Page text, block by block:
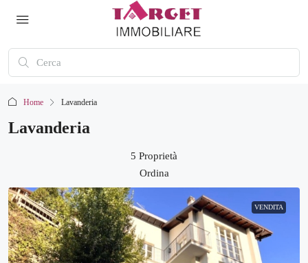
Home Lavanderia
Lavanderia
5 Proprietà
Ordina
VENDITA